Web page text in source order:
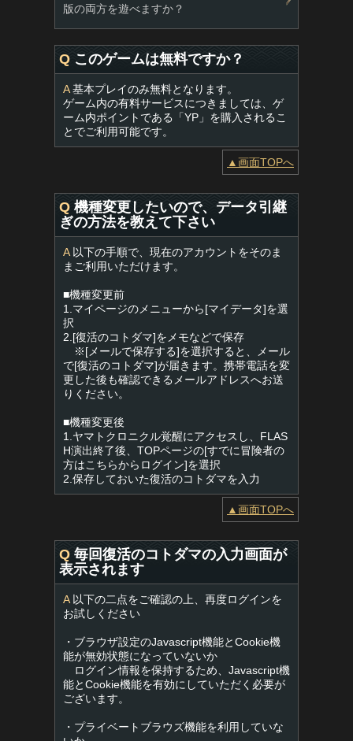
版の両方を遊べますか？
Q このゲームは無料ですか？
A基本プレイのみ無料となります。
ゲーム内の有料サービスにつきましては、ゲ
ーム内ポイントである「YP」を購入されるこ
とでご利用可能です。
▲画面TOPへ
Q 機種変更したいので、データ引継
ぎの方法を教えて下さい
A以下の手順で、現在のアカウントをそのま
まご利用いただけます。
■機種変更前
1.マイページのメニューから[マイデータ]を選
択
2.[復活のコトダマ]をメモなどで保存
※[メールで保存する]を選択すると、メール
で[復活のコトダマ]が届きます。携帯電話を変
更した後も確認できるメールアドレスへお送
りください。
■機種変更後
1.ヤマトクロニクル覚醒にアクセスし、FLAS
H演出終了後、TOPページの[すでに冒険者の
方はこちらからログイン]を選択
2.保存しておいた復活のコトダマを入力
▲画面TOPへ
Q 毎回復活のコトダマの入力画面が
表示されます
A以下の二点をご確認の上、再度ログインを
お試しください
・ブラウザ設定のJavascript機能とCookie機
能が無効状態になっていないか
ログイン情報を保持するため、Javascript機
能とCookie機能を有効にしていただく必要が
ございます。
・プライベートブラウズ機能を利用していな